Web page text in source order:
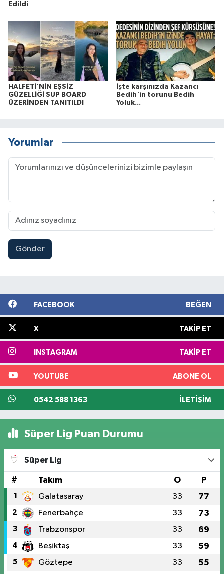
Edildi
HALFETİ'NİN EŞSİZ
GÜZELLİĞİ SUP BOARD
ÜZERİNDEN TANITILDI
İşte karşınızda Kazancı
Bedih'in torunu Bedih
Yoluk...
Yorumlar
Gönder
FACEBOOK BEĞEN
X TAKIP ET
INSTAGRAM TAKIP ET
YOUTUBE ABONE OL
0542 588 1363 İLETIŞIM
Süper Lig Puan Durumu
Süper Lig
# Takım O P
1 Galatasaray 33 77
2 Fenerbahçe 33 73
3 Trabzonspor 33 69
4 Beşiktaş 33 59
5 Göztepe 33 55